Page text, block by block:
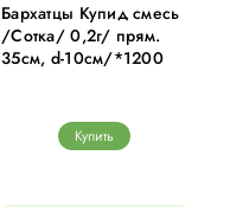
Бархатцы Купид смесь
/Сотка/ 0,2г/ прям.
35см, d-10см/*1200
Купить